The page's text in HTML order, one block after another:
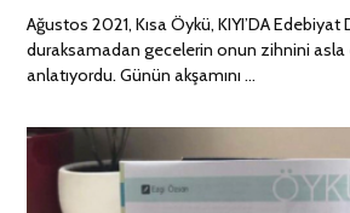
Ağustos 2021, Kısa Öykü, KIYI’DA Edebiyat
duraksamadan gecelerin onun zihnini asla
anlatıyordu. Günün akşamını …